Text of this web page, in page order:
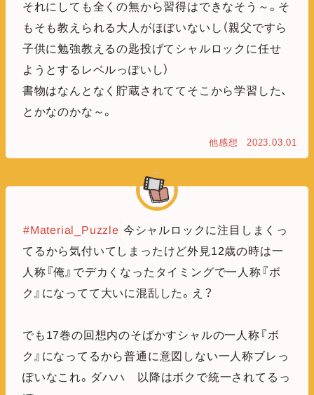
それにしても全くの無から習得はできなそう～。そ
もそも教えられる大人がほぼいないし（親父ですら
子供に勉強教えるの匙投げてシャルロックに任せ
ようとするレベルっぽいし）
書物はなんとなく貯蔵されててそこから学習した、
とかなのかな～。
他感想 2023.03.01
#Material_Puzzle 今シャルロックに注目しまくっ
てるから気付いてしまったけど外見12歳の時は一
人称『俺』でデカくなったタイミングで一人称『ボ
ク』になってて大いに混乱した。え？
でも17巻の回想内のそばかすシャルの一人称『ボ
ク』になってるから普通に意図しない一人称ブレっ
ぽいなこれ。ダハハ 以降はボクで統一されてるっ